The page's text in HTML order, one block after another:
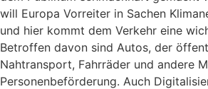
will Europa Vorreiter in Sachen
und hier kommt dem Verkehr eine
Betroffen davon sind Autos, der
Nahtransport, Fahrräder und andere
Personenbeförderung. Auch